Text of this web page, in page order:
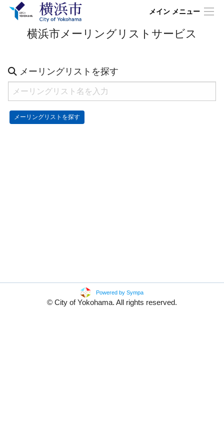
メイン メニュー
横浜市メーリングリストサービス
メーリングリストを探す
Powered by Sympa
© City of Yokohama. All rights reserved.